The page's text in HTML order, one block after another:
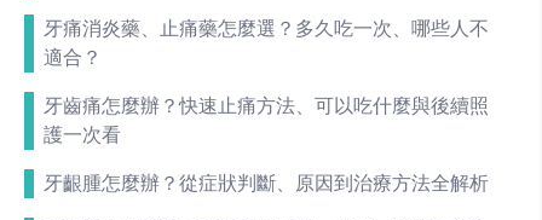
牙痛消炎藥、止痛藥怎麼選？多久吃一次、哪些人不
適合？
牙齒痛怎麼辦？快速止痛方法、可以吃什麼與後續照
護一次看
牙齦腫怎麼辦？從症狀判斷、原因到治療方法全解析